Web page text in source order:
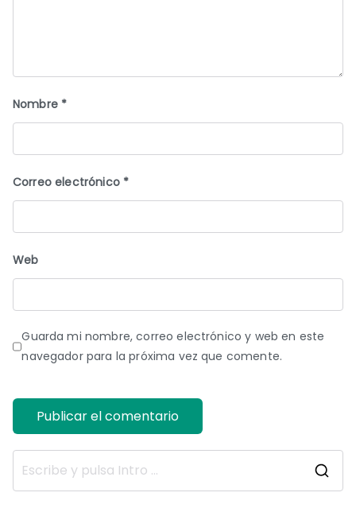
Nombre *
Correo electrónico *
Web
Guarda mi nombre, correo electrónico y web en este
navegador para la próxima vez que comente.